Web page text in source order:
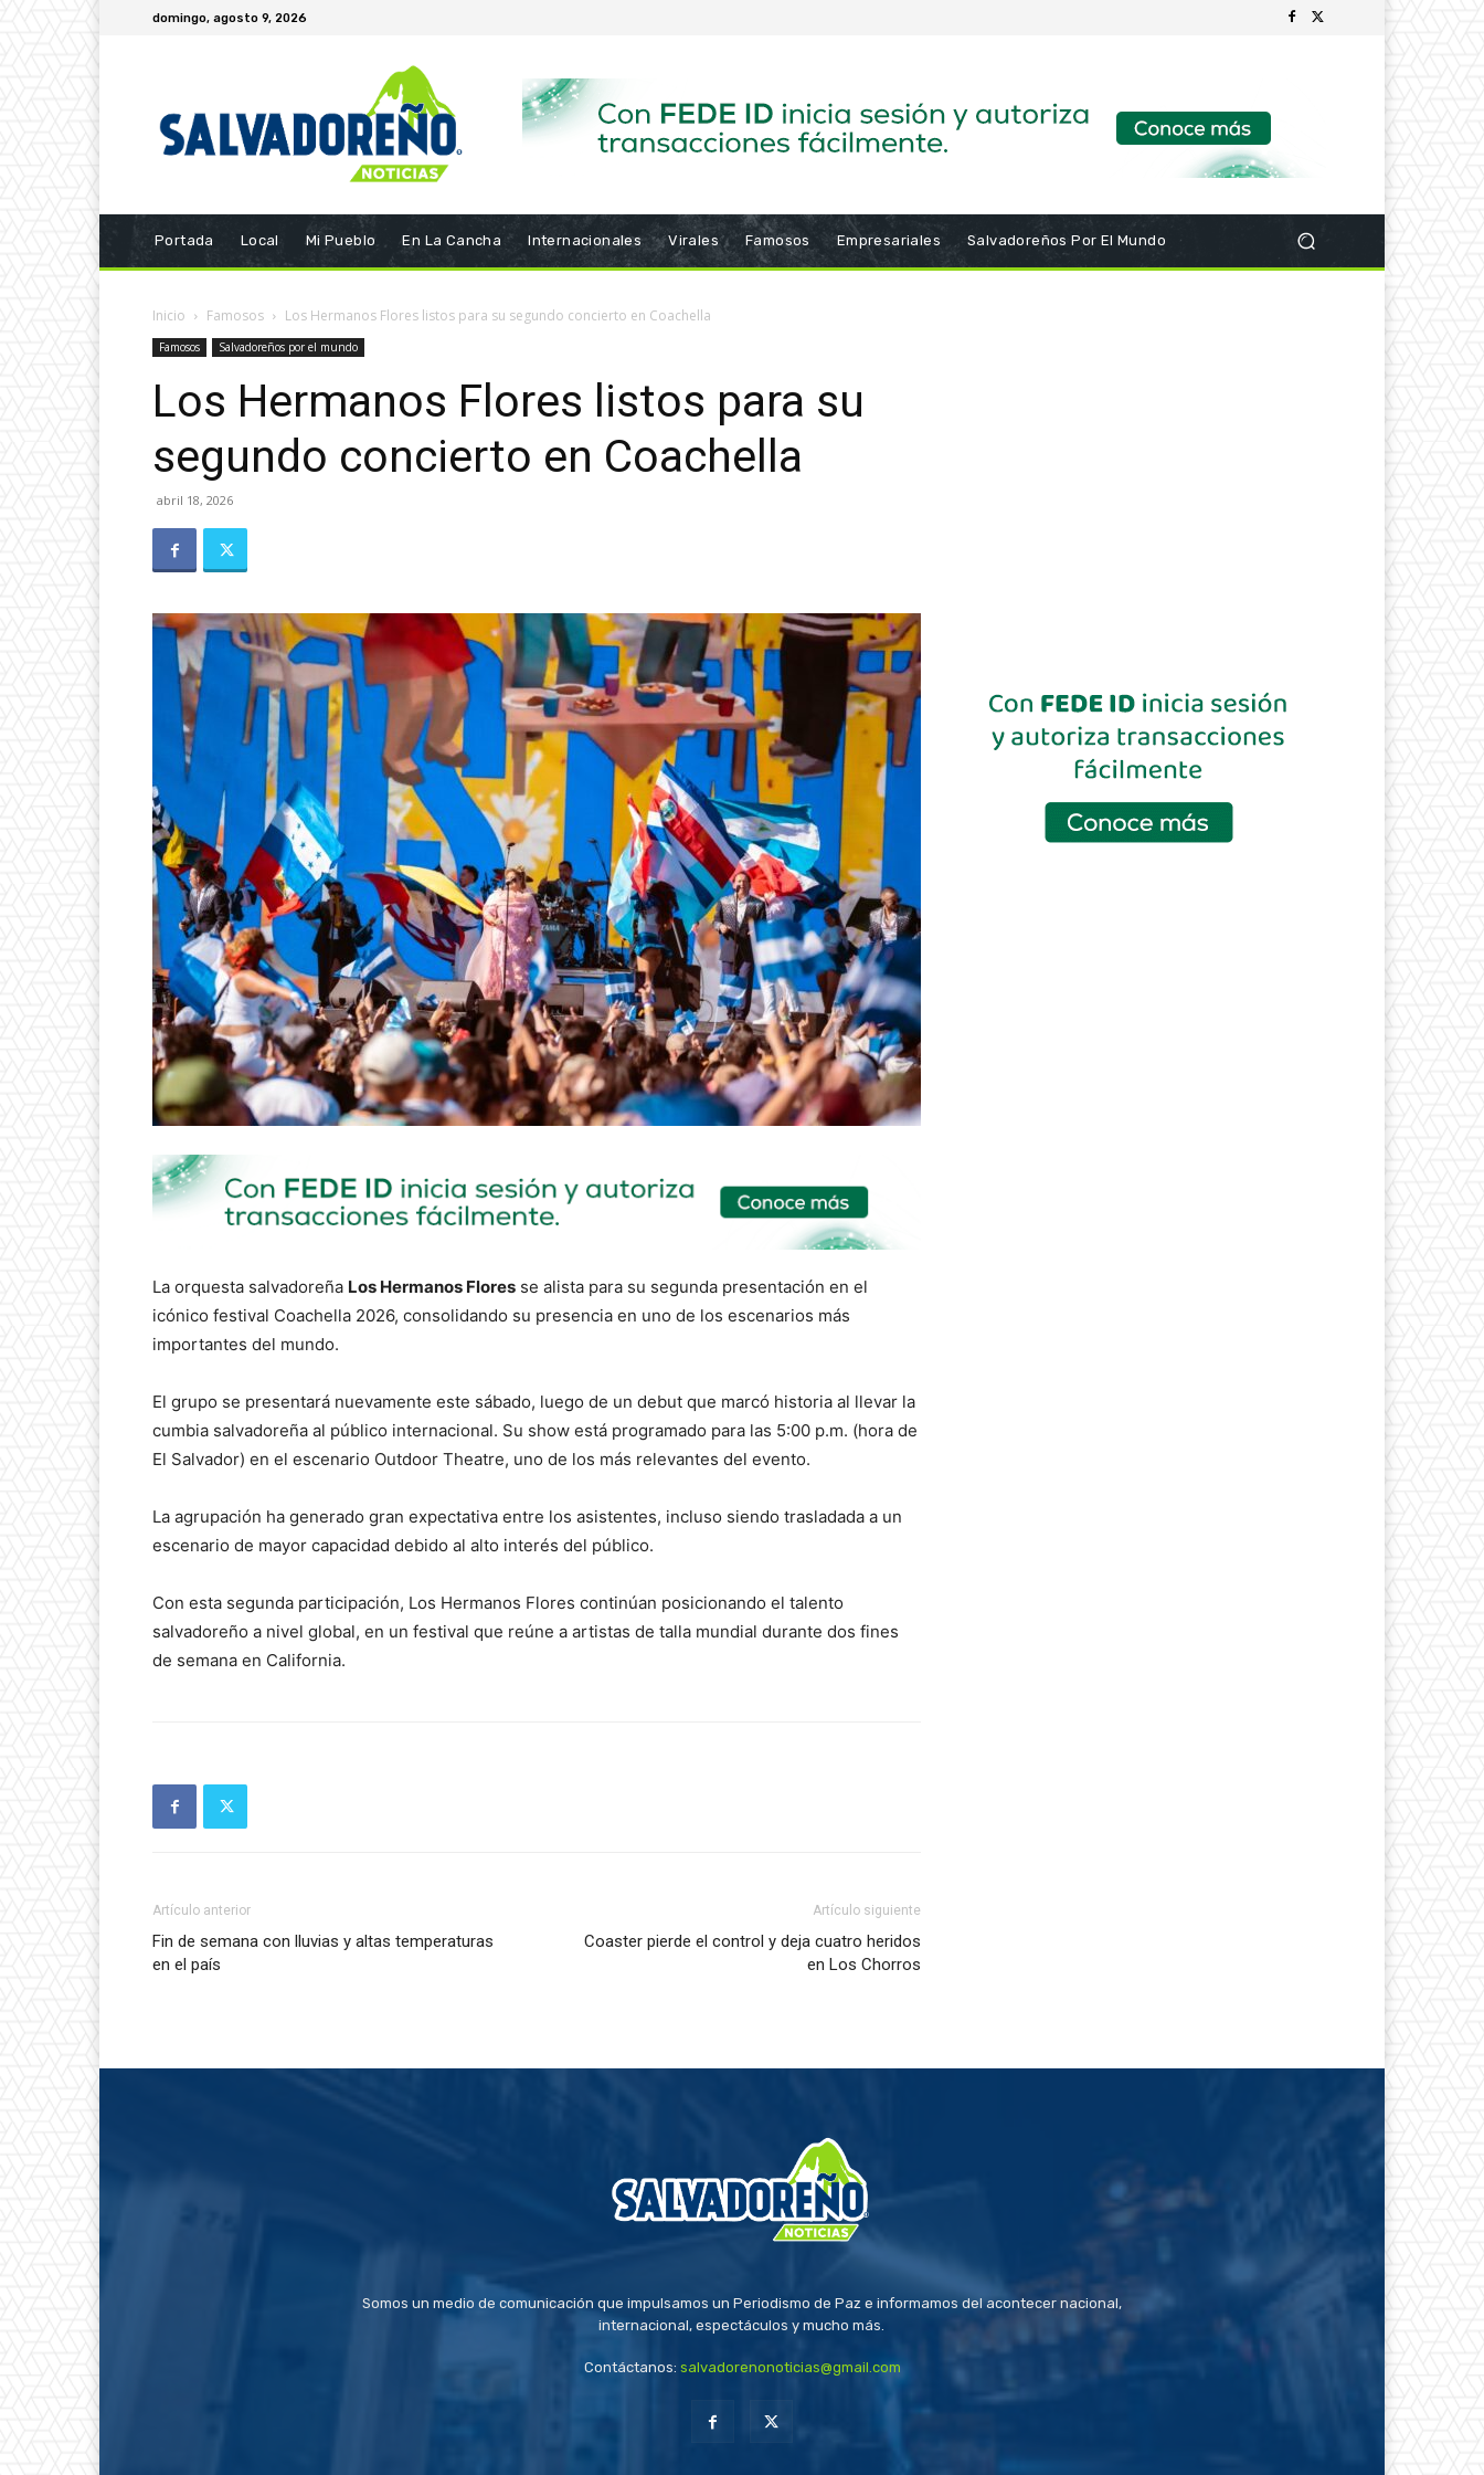
domingo, agosto 9, 2026
Portada Local Mi Pueblo En La Cancha Internacionales Virales Famosos Empresariales Salvadoreños Por El Mundo
Inicio Famosos Los Hermanos Flores listos para su segundo concierto en Coachella
Famosos Salvadoreños por el mundo
Los Hermanos Flores listos para su
segundo concierto en Coachella
abril 18, 2026
La orquesta salvadoreña Los Hermanos Flores se alista para su segunda presentación en el
icónico festival Coachella 2026, consolidando su presencia en uno de los escenarios más
importantes del mundo.
El grupo se presentará nuevamente este sábado, luego de un debut que marcó historia al llevar la
cumbia salvadoreña al público internacional. Su show está programado para las 5:00 p.m. (hora de
El Salvador) en el escenario Outdoor Theatre, uno de los más relevantes del evento.
La agrupación ha generado gran expectativa entre los asistentes, incluso siendo trasladada a un
escenario de mayor capacidad debido al alto interés del público.
Con esta segunda participación, Los Hermanos Flores continúan posicionando el talento
salvadoreño a nivel global, en un festival que reúne a artistas de talla mundial durante dos fines
de semana en California.
Artículo anterior
Fin de semana con lluvias y altas temperaturas
en el país
Artículo siguiente
Coaster pierde el control y deja cuatro heridos
en Los Chorros
Somos un medio de comunicación que impulsamos un Periodismo de Paz e informamos del acontecer nacional,
internacional, espectáculos y mucho más.
Contáctanos: salvadorenonoticias@gmail.com